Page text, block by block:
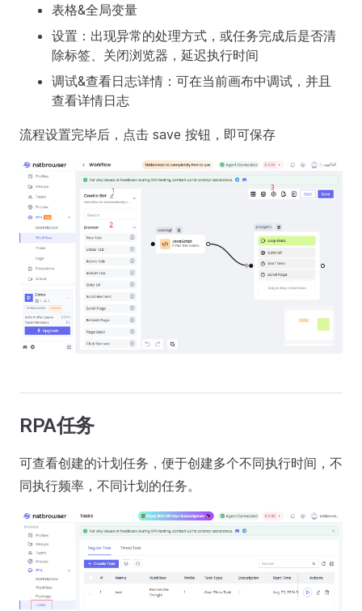
表格&全局变量
设置：出现异常的处理方式，或任务完成后是否清
除标签、关闭浏览器，延迟执行时间
调试&查看日志详情：可在当前画布中调试，并且
查看详情日志
流程设置完毕后，点击 save 按钮，即可保存
RPA任务
可查看创建的计划任务，便于创建多个不同执行时间，不
同执行频率，不同计划的任务。